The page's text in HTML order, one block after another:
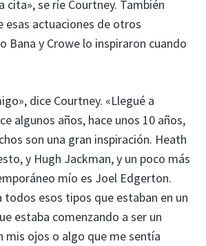
cita», se ríe Courtney. También
esas actuaciones de otros
Bana y Crowe lo inspiraron cuando
dice Courtney. «Llegué a
algunos años, hace unos 10 años,
son una gran inspiración. Heath
y Hugh Jackman, y un poco más
mío es Joel Edgerton.
todos esos tipos que estaban en un
estaba comenzando a ser un
mis ojos o algo que me sentía